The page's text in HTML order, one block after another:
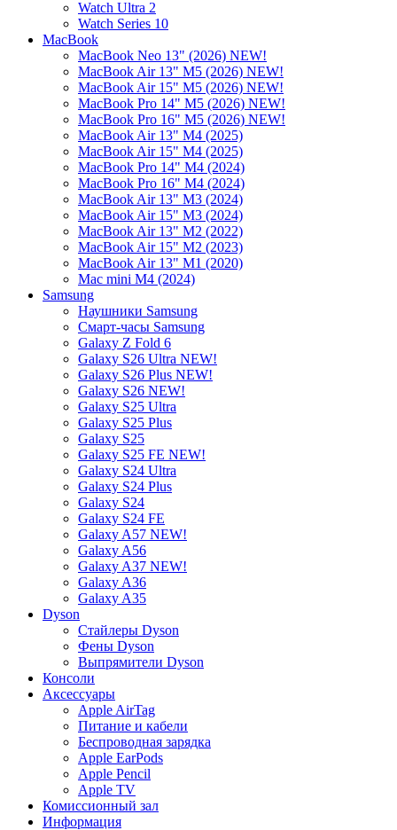
Watch Ultra 2
Watch Series 10
MacBook
MacBook Neo 13" (2026) NEW!
MacBook Air 13" M5 (2026) NEW!
MacBook Air 15" M5 (2026) NEW!
MacBook Pro 14" M5 (2026) NEW!
MacBook Pro 16" M5 (2026) NEW!
MacBook Air 13" M4 (2025)
MacBook Air 15" M4 (2025)
MacBook Pro 14" M4 (2024)
MacBook Pro 16" M4 (2024)
MacBook Air 13" M3 (2024)
MacBook Air 15" M3 (2024)
MacBook Air 13" M2 (2022)
MacBook Air 15" M2 (2023)
MacBook Air 13" M1 (2020)
Mac mini M4 (2024)
Samsung
Наушники Samsung
Смарт-часы Samsung
Galaxy Z Fold 6
Galaxy S26 Ultra NEW!
Galaxy S26 Plus NEW!
Galaxy S26 NEW!
Galaxy S25 Ultra
Galaxy S25 Plus
Galaxy S25
Galaxy S25 FE NEW!
Galaxy S24 Ultra
Galaxy S24 Plus
Galaxy S24
Galaxy S24 FE
Galaxy A57 NEW!
Galaxy A56
Galaxy A37 NEW!
Galaxy A36
Galaxy A35
Dyson
Стайлеры Dyson
Фены Dyson
Выпрямители Dyson
Консоли
Аксессуары
Apple AirTag
Питание и кабели
Беспроводная зарядка
Apple EarPods
Apple Pencil
Apple TV
Комиссионный зал
Информация